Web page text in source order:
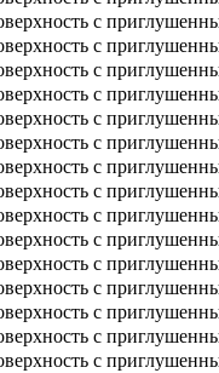
с
с
с
с
с
с
с
с
с
с
с
с
с
с
с